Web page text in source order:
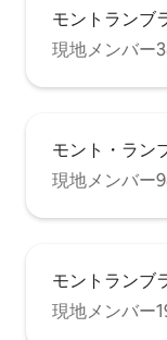
モントランブ
現地メンバー
モント・ラン
現地メンバー
モントランブ
現地メンバー